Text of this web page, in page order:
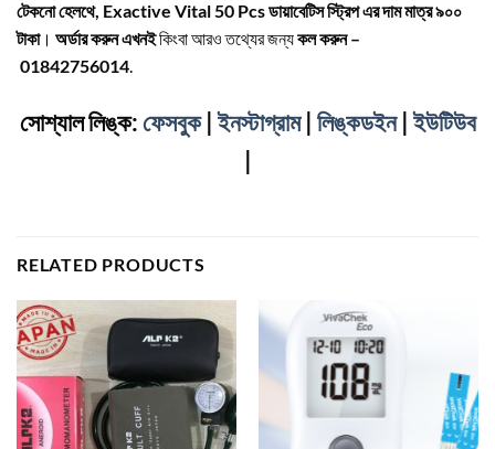
টেকনো হেলথে, Exactive Vital 50 Pcs ডায়াবেটিস স্ট্রিপ এর দাম মাত্র ৯০০
টাকা। অর্ডার করুন এখনইকিংবা আরও তথ্যের জন্যকল করুন –
01842756014.
সোশ্যাল লিঙ্ক:ফেসবুক|ইনস্টাগ্রাম| লিঙ্কডইন|ইউটিউব
RELATED PRODUCTS